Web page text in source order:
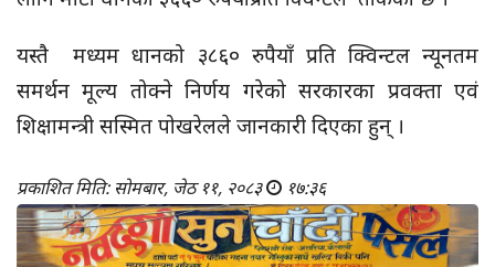
यस्तै मध्यम धानको ३८६० रुपैयाँ प्रति क्विन्टल न्यूनतम
समर्थन मूल्य तोक्ने निर्णय गरेको सरकारका प्रवक्ता एवं
शिक्षामन्त्री सस्मित पोखरेलले जानकारी दिएका हुन् ।
प्रकाशित मिति: सोमबार, जेठ ११, २०८३ १७:३६